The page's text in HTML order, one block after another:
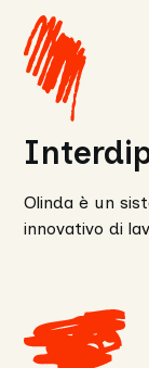
Olinda è un
innovativo di